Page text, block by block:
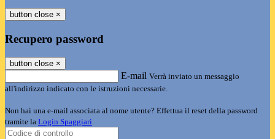
button close ×
Recupero password
button close ×
E-mail Verrà inviato un messaggio
all'indirizzo indicato con le istruzioni necessarie.
Non hai una e-mail associata al nome utente? Effettua il reset della password
tramite la Login Spaggiari